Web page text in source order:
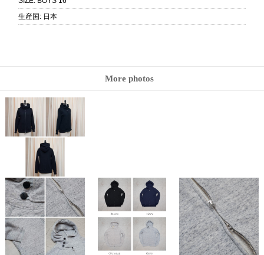
生産国: 日本
More photos